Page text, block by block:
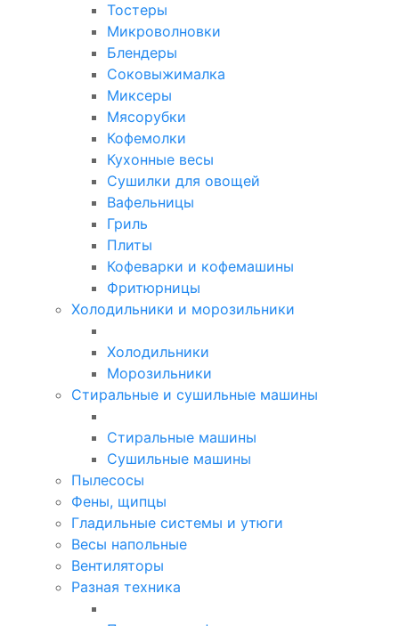
Тостеры
Микроволновки
Блендеры
Соковыжималка
Миксеры
Мясорубки
Кофемолки
Кухонные весы
Сушилки для овощей
Вафельницы
Гриль
Плиты
Кофеварки и кофемашины
Фритюрницы
Холодильники и морозильники
Холодильники
Морозильники
Стиральные и сушильные машины
Стиральные машины
Сушильные машины
Пылесосы
Фены, щипцы
Гладильные системы и утюги
Весы напольные
Вентиляторы
Разная техника